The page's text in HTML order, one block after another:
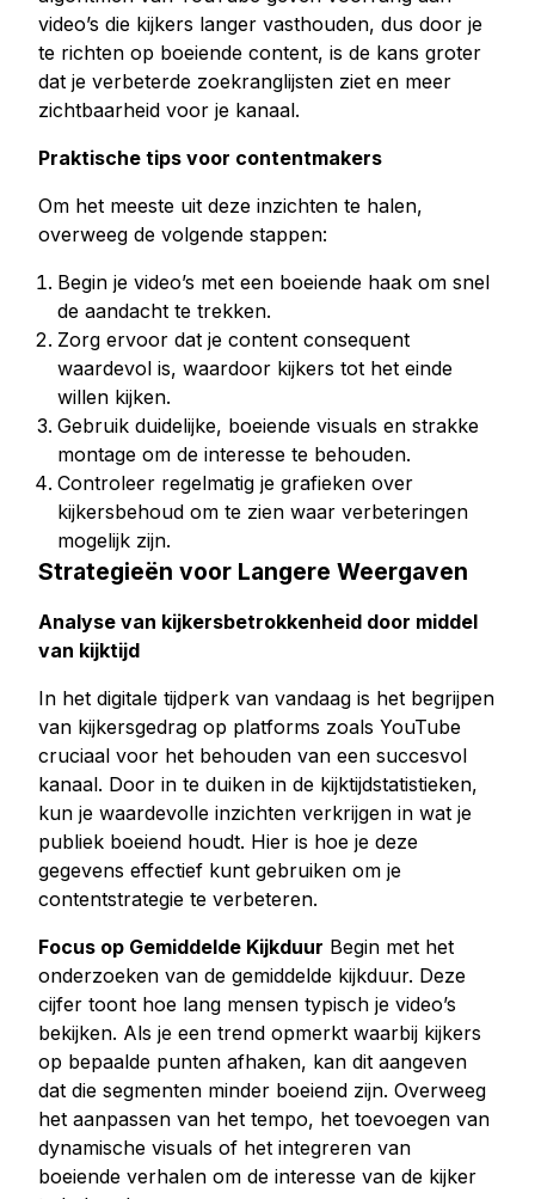
video’s die kijkers langer vasthouden, dus door je
te richten op boeiende content, is de kans groter
dat je verbeterde zoekranglijsten ziet en meer
zichtbaarheid voor je kanaal.
Praktische tips voor contentmakers
Om het meeste uit deze inzichten te halen,
overweeg de volgende stappen:
Begin je video’s met een boeiende haak om snel
de aandacht te trekken.
Zorg ervoor dat je content consequent
waardevol is, waardoor kijkers tot het einde
willen kijken.
Gebruik duidelijke, boeiende visuals en strakke
montage om de interesse te behouden.
Controleer regelmatig je grafieken over
kijkersbehoud om te zien waar verbeteringen
mogelijk zijn.
Strategieën voor Langere Weergaven
Analyse van kijkersbetrokkenheid door middel
van kijktijd
In het digitale tijdperk van vandaag is het begrijpen
van kijkersgedrag op platforms zoals YouTube
cruciaal voor het behouden van een succesvol
kanaal. Door in te duiken in de kijktijdstatistieken,
kun je waardevolle inzichten verkrijgen in wat je
publiek boeiend houdt. Hier is hoe je deze
gegevens effectief kunt gebruiken om je
contentstrategie te verbeteren.
Focus op Gemiddelde Kijkduur Begin met het
onderzoeken van de gemiddelde kijkduur. Deze
cijfer toont hoe lang mensen typisch je video’s
bekijken. Als je een trend opmerkt waarbij kijkers
op bepaalde punten afhaken, kan dit aangeven
dat die segmenten minder boeiend zijn. Overweeg
het aanpassen van het tempo, het toevoegen van
dynamische visuals of het integreren van
boeiende verhalen om de interesse van de kijker